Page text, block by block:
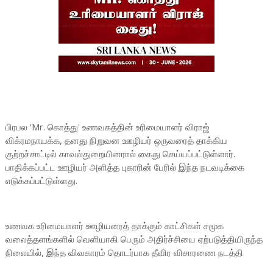
பிரபல 'Mr. கொத்து' உணவகத்தின் உரிமையாளர் விராஜ்
விக்ரமநாயக்க, தனது நிறுவன ஊழியர் ஒருவரைத் தாக்கிய
குற்றச்சாட்டில் காவல்துறையினரால் கைது செய்யப்பட்டுள்ளார்.
பாதிக்கப்பட்ட ஊழியர் அளித்த புகாரின் பேரில் இந்த நடவடிக்கை
எடுக்கப்பட்டுள்ளது.
உணவக உரிமையாளர் ஊழியரைத் தாக்கும் காட்சிகள் சமூக
வலைத்தளங்களில் வெளியாகி பெரும் அதிர்ச்சியை ஏற்படுத்தியிருந்த
நிலையில், இந்த விவகாரம் தொடர்பாக தீவிர விசாரணை நடத்தி